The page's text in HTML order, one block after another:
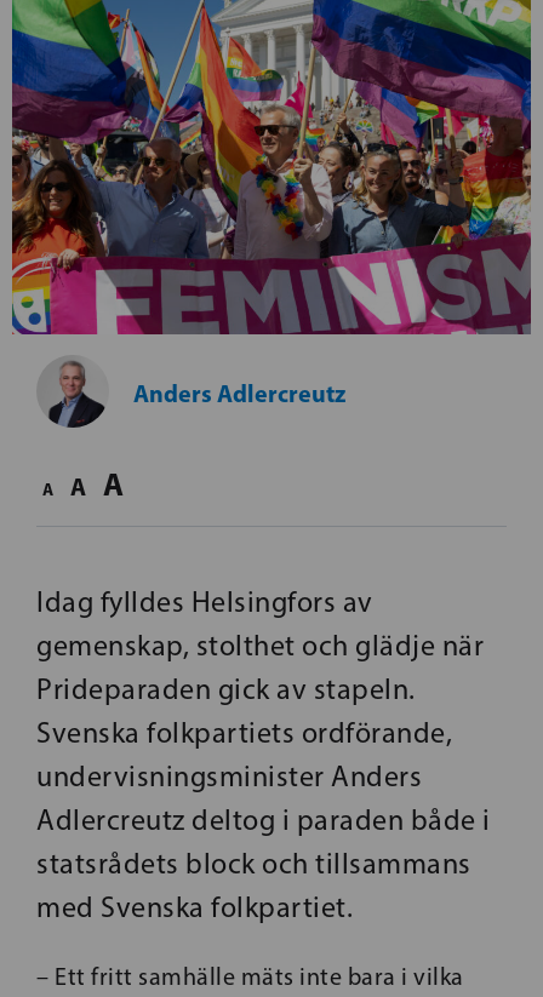
Anders Adlercreutz
A A A
Idag fylldes Helsingfors av
gemenskap, stolthet och glädje när
Prideparaden gick av stapeln.
Svenska folkpartiets ordförande,
undervisningsminister Anders
Adlercreutz deltog i paraden både i
statsrådets block och tillsammans
med Svenska folkpartiet.
– Ett fritt samhälle mäts inte bara i vilka